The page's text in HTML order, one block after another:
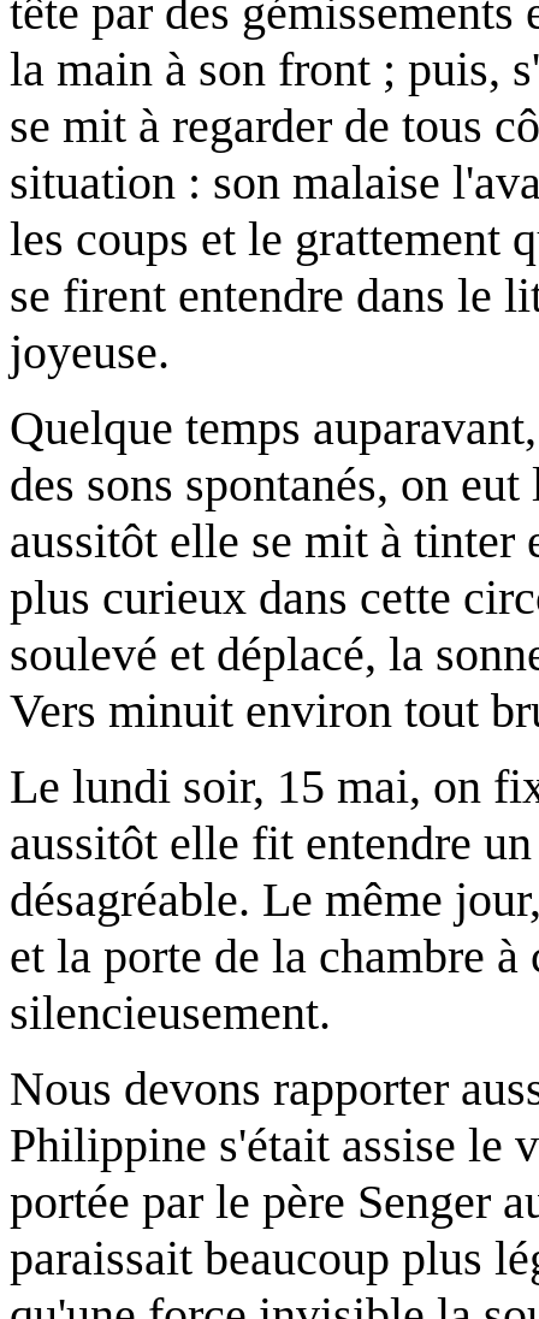
tête par des
la main à son front ; puis,
se mit à regarder de tous
situation : son malaise
les coups et le grattement
se firent entendre dans le
joyeuse.
Quelque temps
des sons spontanés, on
aussitôt elle se mit à tinter
plus curieux dans cette
soulevé et déplacé, la
Vers minuit environ tout
Le lundi soir, 15 mai, on
aussitôt elle fit entendre
désagréable. Le même
et la porte de la chambre
silencieusement.
Nous devons rapporter
Philippine s'était assise le
portée par le père Senger
paraissait beaucoup plus